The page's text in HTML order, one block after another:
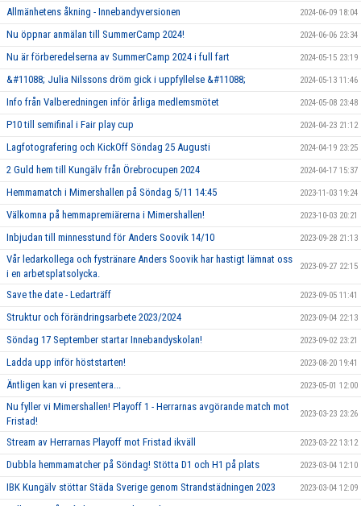
Allmänhetens åkning - Innebandyversionen 2024-06-09 18:04
Nu öppnar anmälan till SummerCamp 2024! 2024-06-06 23:34
Nu är förberedelserna av SummerCamp 2024 i full fart 2024-05-15 23:19
&#11088; Julia Nilssons dröm gick i uppfyllelse &#11088; 2024-05-13 11:46
Info från Valberedningen inför årliga medlemsmötet 2024-05-08 23:48
P10 till semifinal i Fair play cup 2024-04-23 21:12
Lagfotografering och KickOff Söndag 25 Augusti 2024-04-19 23:25
2 Guld hem till Kungälv från Örebrocupen 2024 2024-04-17 15:37
Hemmamatch i Mimershallen på Söndag 5/11 14:45 2023-11-03 19:24
Välkomna på hemmapremiärerna i Mimershallen! 2023-10-03 20:21
Inbjudan till minnesstund för Anders Soovik 14/10 2023-09-28 21:13
Vår ledarkollega och fystränare Anders Soovik har hastigt lämnat oss
i en arbetsplatsolycka.
2023-09-27 22:15
Save the date - Ledarträff 2023-09-05 11:41
Struktur och förändringsarbete 2023/2024 2023-09-04 22:13
Söndag 17 September startar Innebandyskolan! 2023-09-02 23:21
Ladda upp inför höststarten! 2023-08-20 19:41
Äntligen kan vi presentera... 2023-05-01 12:00
Nu fyller vi Mimershallen! Playoff 1 - Herrarnas avgörande match mot
Fristad!
2023-03-23 23:26
Stream av Herrarnas Playoff mot Fristad ikväll 2023-03-22 13:12
Dubbla hemmamatcher på Söndag! Stötta D1 och H1 på plats 2023-03-04 12:10
IBK Kungälv stöttar Städa Sverige genom Strandstädningen 2023 2023-03-04 12:09